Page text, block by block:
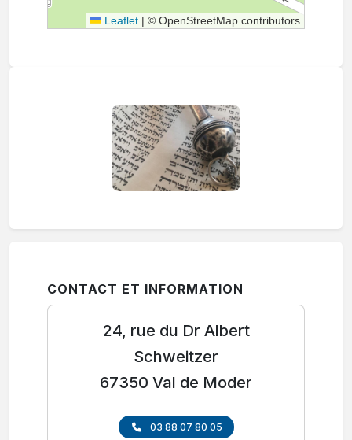
Leaflet | © OpenStreetMap contributors
CONTACT ET INFORMATION
24, rue du Dr Albert
Schweitzer
67350 Val de Moder
03 88 07 80 05